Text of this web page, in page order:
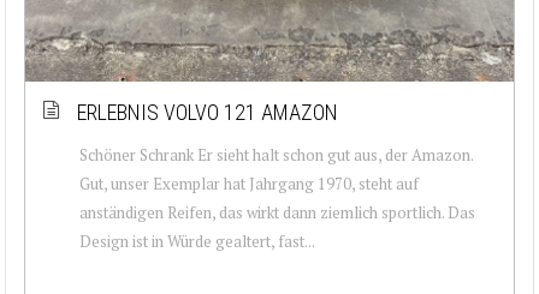
ERLEBNIS VOLVO 121 AMAZON
Schöner Schrank Er sieht halt schon gut aus, der Amazon.
Gut, unser Exemplar hat Jahrgang 1970, steht auf
anständigen Reifen, das wirkt dann ziemlich sportlich. Das
Design ist in Würde gealtert, fast...